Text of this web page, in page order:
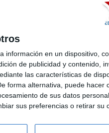
información en un dispositivo,
de publicidad y contenido,
las características de
forma alternativa, puede
de sus datos
sus preferencias o retirar
Aviso legal|Politica de
Compás Mediterráneo S.L.-